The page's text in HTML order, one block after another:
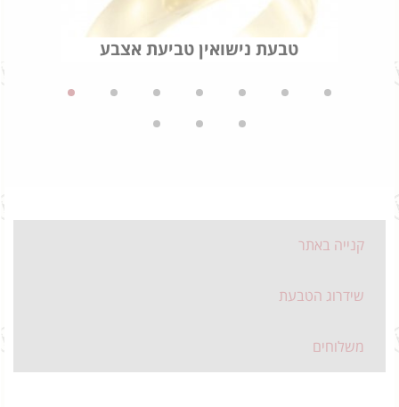
טבעת נישואין טביעת אצבע
קנייה באתר
שידרוג הטבעת
משלוחים